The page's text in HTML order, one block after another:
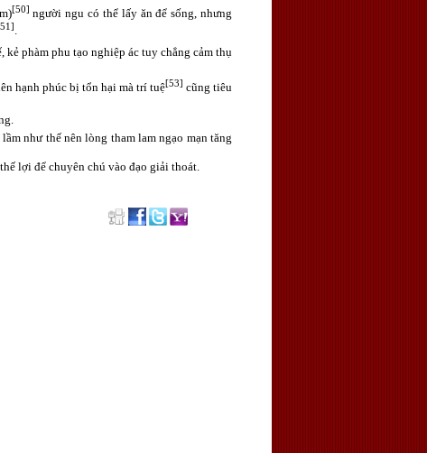
[50] người ngu có thể lấy ăn để sống, nhưng
.
kẻ phàm phu tạo nghiệp ác tuy chẳng cảm thụ
hạnh phúc bị tổn hại mà trí tuệ[53] cũng tiêu
như thế nên lòng tham lam ngạo mạn tăng
lợi để chuyên chú vào đạo giải thoát.